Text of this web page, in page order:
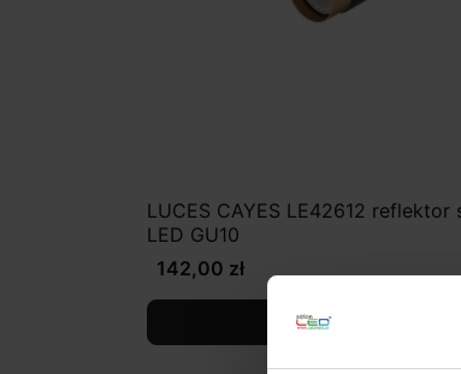
LUCES CAYES LE42612 reflektor
LED GU10
142,00 zł
Zobacz szczegóły